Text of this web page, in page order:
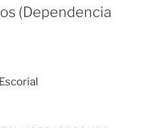
(Dependencia